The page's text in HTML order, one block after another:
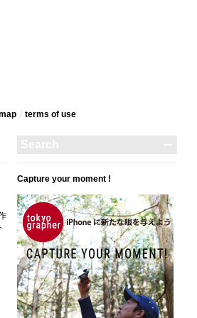
terms‎ of use
Capture your moment !